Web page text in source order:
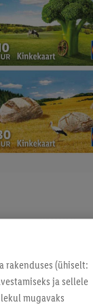
rakenduses (ühiselt:
ja sellele
mugavaks